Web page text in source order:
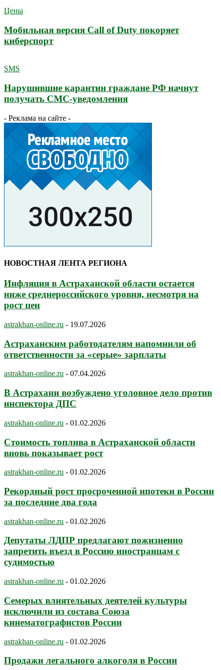
Цены
Мобильная версия Call of Duty покоряет
киберспорт
SMS
Нарушившие карантин граждане РФ начнут
получать СМС-уведомления
- Реклама на сайте -
НОВОСТНАЯ ЛЕНТА РЕГИОНА
Инфляция в Астраханской области остается
ниже среднероссийского уровня, несмотря на
рост цен
astrakhan-online.ru - 19.07.2026
Астраханским работодателям напомнили об
ответственности за «серые» зарплаты
astrakhan-online.ru - 07.04.2026
В Астрахани возбуждено уголовное дело против
инспектора ДПС
astrakhan-online.ru - 01.02.2026
Стоимость топлива в Астраханской области
вновь показывает рост
astrakhan-online.ru - 01.02.2026
Рекордный рост просроченной ипотеки в России
за последние два года
astrakhan-online.ru - 01.02.2026
Депутаты ЛДПР предлагают пожизненно
запретить въезд в Россию иностранцам с
судимостью
astrakhan-online.ru - 01.02.2026
Семерых влиятельных деятелей культуры
исключили из состава Союза
кинематографистов России
astrakhan-online.ru - 01.02.2026
Продажи легального алкоголя в России